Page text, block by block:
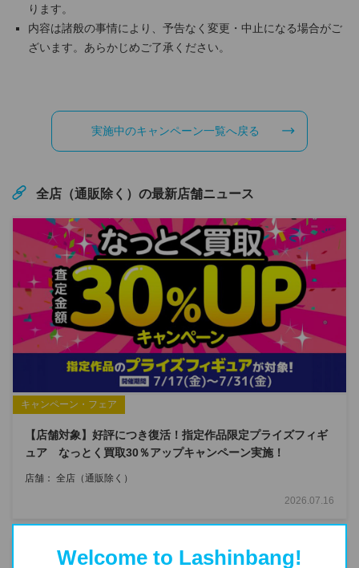
ります。
内容は諸般の事情により、予告なく変更・中止になる場合がご
ざいます。あらかじめご了承ください。
実施中のキャンペーン一覧へ戻る
全店（通販除く）の最新店舗ニュース
キャンペーン・フェア
【店舗対象】好評につき復活！指定作品限定プライズフィギ
ュア なっとく買取30％アップキャンペーン実施！
店舗： 全店（通販除く）
2026.07.16
Welcome to Lashinbang!